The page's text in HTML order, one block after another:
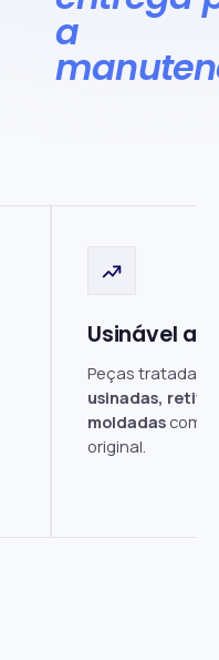
a
Usinável
Peças tratadas
usinadas,
moldadas como
original.